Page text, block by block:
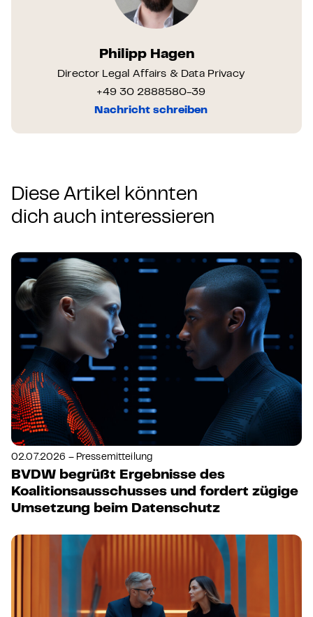
Philipp Hagen
Director Legal Affairs & Data Privacy
+49 30 2888580-39
Nachricht schreiben
Diese Artikel könnten
dich auch interessieren
02.07.2026 – Pressemitteilung
BVDW begrüßt Ergebnisse des
Koalitionsausschusses und fordert zügige
Umsetzung beim Datenschutz